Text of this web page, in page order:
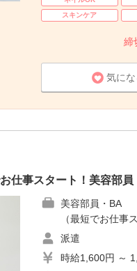
スキンケア
締
気にな
仕事スタート！美容部
美容部員・BA
（最短でお仕事
派遣
時給1,600円 ～